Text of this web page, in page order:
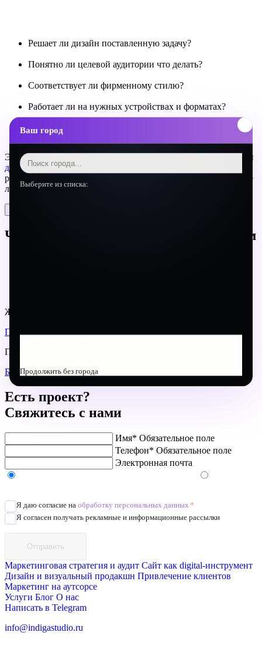
Решает ли дизайн поставленную задачу?
Понятно ли целевой аудитории что делать?
Соответствует ли фирменному стилю?
Работает ли на нужных устройствах и форматах?
Эти принципы лежат в основе нашей работы на направлении
дизайн и визуальный продакшн
решения и обсуждаем результат в контексте бизнес-задач, а не
личных предпочтений.
Частые вопросы о работе с дизайнером
Желаете изучить наши проекты?
ПОРТФОЛИО
Предлагаем вам почитать другие статьи нашего блога
БЛОГ
Есть проект?
Свяжитесь с нами
Имя* Обязательное поле
Телефон* Обязательное поле
Электронная почта
Я даю согласие на обработку персональных данных *
Я согласен получать рекламные и информационные рассылки
Отправить
Маркетинговая стратегия и аудит Сайт как digital-инструмент
Дизайн и визуальный продакшн Привлечение клиентов
Маркетинг на аутсорсе
Услуги Блог О нас
Написать в Telegram
info@indigastudio.ru
Ваш город
Выберите из списка:
Продолжить без города